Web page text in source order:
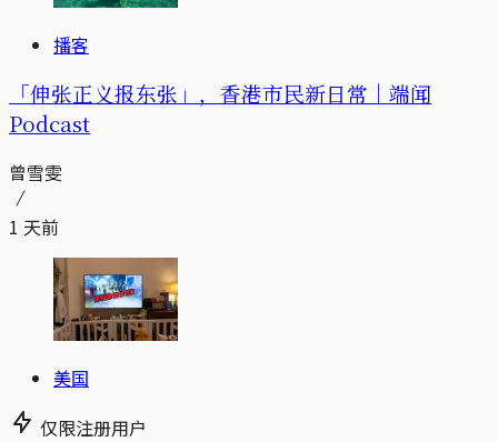
播客
「伸张正义报东张」，香港市民新日常｜端闻
Podcast
曾雪雯
1 天前
美国
仅限注册用户